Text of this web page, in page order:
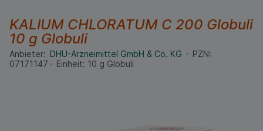
KALIUM CHLORATUM C 200 Globuli
10 g Globuli
Anbieter: DHU-Arzneimittel GmbH & Co. KG
PZN:
07171147
Einheit: 10 g Globuli